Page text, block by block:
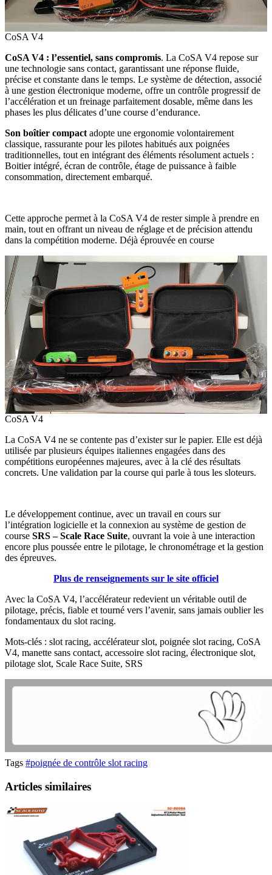
CoSA V4
CoSA V4 : l’essentiel, sans compromis. La CoSA V4 repose sur
une technologie sans contact, garantissant une réponse fluide,
précise et constante dans le temps. Le système de détection, associé
à une gestion électronique moderne, offre un contrôle progressif de
l’accélération et un freinage parfaitement dosable, même dans les
phases les plus délicates d’une course d’endurance.
Son boîtier compact adopte une ergonomie volontairement
classique, rassurante pour les pilotes habitués aux poignées
traditionnelles, tout en intégrant des éléments résolument actuels :
Boitier intégré, écran de contrôle, étage de puissance à faible
consommation, directement embarqué.
Cette approche permet à la CoSA V4 de rester simple à prendre en
main, tout en offrant un niveau de réglage et de précision attendu
dans la compétition moderne. Déjà éprouvée en course
CoSA V4
La CoSA V4 ne se contente pas d’exister sur le papier. Elle est déjà
utilisée par plusieurs équipes italiennes engagées dans des
compétitions européennes majeures, avec à la clé des résultats
concrets. Une validation par la course qui parle à tous les sloteurs.
Le développement continue, avec un travail en cours sur
l’intégration logicielle et la connexion au système de gestion de
course SRS – Scale Race Suite, ouvrant la voie à une interaction
encore plus poussée entre le pilotage, le chronométrage et la gestion
des épreuves.
Plus de renseignements sur le site officiel
Avec la CoSA V4, l’accélérateur redevient un véritable outil de
pilotage, précis, fiable et tourné vers l’avenir, sans jamais oublier les
fondamentaux du slot racing.
Mots-clés : slot racing, accélérateur slot, poignée slot racing, CoSA
V4, manette sans contact, accessoire slot racing, électronique slot,
pilotage slot, Scale Race Suite, SRS
Tags #poignée de contrôle slot racing
Articles similaires